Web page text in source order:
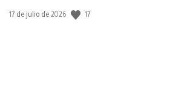
Fecha
17 de julio de 2026 17